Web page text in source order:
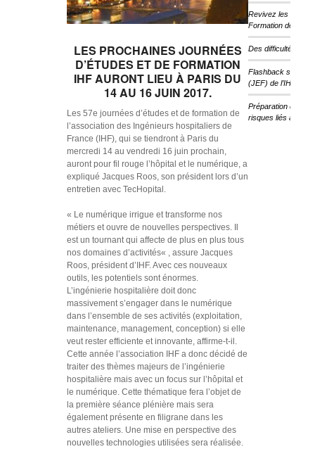
LES PROCHAINES JOURNÉES
D’ÉTUDES ET DE FORMATION
IHF AURONT LIEU À PARIS DU
14 AU 16 JUIN 2017.
Les 57e journées d’études et de formation de
l’association des Ingénieurs hospitaliers de
France (IHF), qui se tiendront à Paris du
mercredi 14 au vendredi 16 juin prochain,
auront pour fil rouge l’hôpital et le numérique, a
expliqué Jacques Roos, son président lors d’un
entretien avec TecHopital.
« Le numérique irrigue et transforme nos
métiers et ouvre de nouvelles perspectives. Il
est un tournant qui affecte de plus en plus tous
nos domaines d’activités« , assure Jacques
Roos, président d’IHF. Avec ces nouveaux
outils, les potentiels sont énormes.
L’ingénierie hospitalière doit donc
massivement s’engager dans le numérique
dans l’ensemble de ses activités (exploitation,
maintenance, management, conception) si elle
veut rester efficiente et innovante, affirme-t-il.
Cette année l’association IHF a donc décidé de
traiter des thèmes majeurs de l’ingénierie
hospitalière mais avec un focus sur l’hôpital et
le numérique. Cette thématique fera l’objet de
la première séance plénière mais sera
également présente en filigrane dans les
autres ateliers. Une mise en perspective des
nouvelles technologies utilisées sera réalisée.
Revivez les temps
Formation de l’IHF
Des difficultés
Flashback sur les
(JEF) de l’IHF
Préparation des
risques liés au